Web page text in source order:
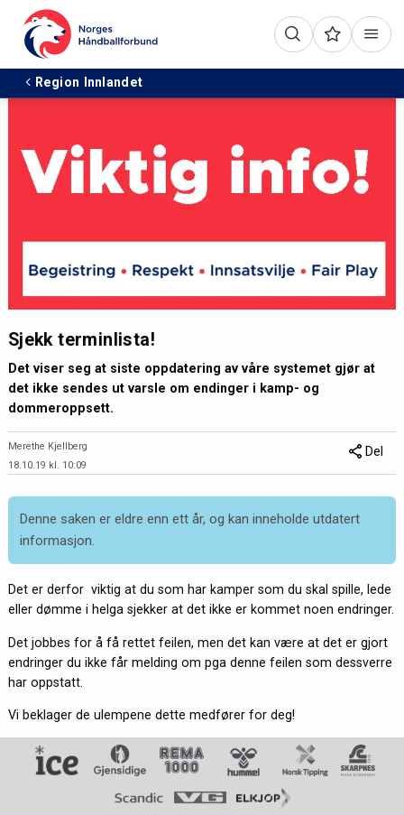
Region Innlandet
Sjekk terminlista!
Det viser seg at siste oppdatering av våre systemet gjør at
det ikke sendes ut varsle om endinger i kamp- og
dommeroppsett.
Merethe Kjellberg
18.10.19 kl. 10:09
Del
Denne saken er eldre enn ett år, og kan inneholde utdatert
informasjon.
Det er derfor viktig at du som har kamper som du skal spille, lede
eller dømme i helga sjekker at det ikke er kommet noen endringer.
Det jobbes for å få rettet feilen, men det kan være at det er gjort
endringer du ikke får melding om pga denne feilen som dessverre
har oppstatt.
Vi beklager de ulempene dette medfører for deg!